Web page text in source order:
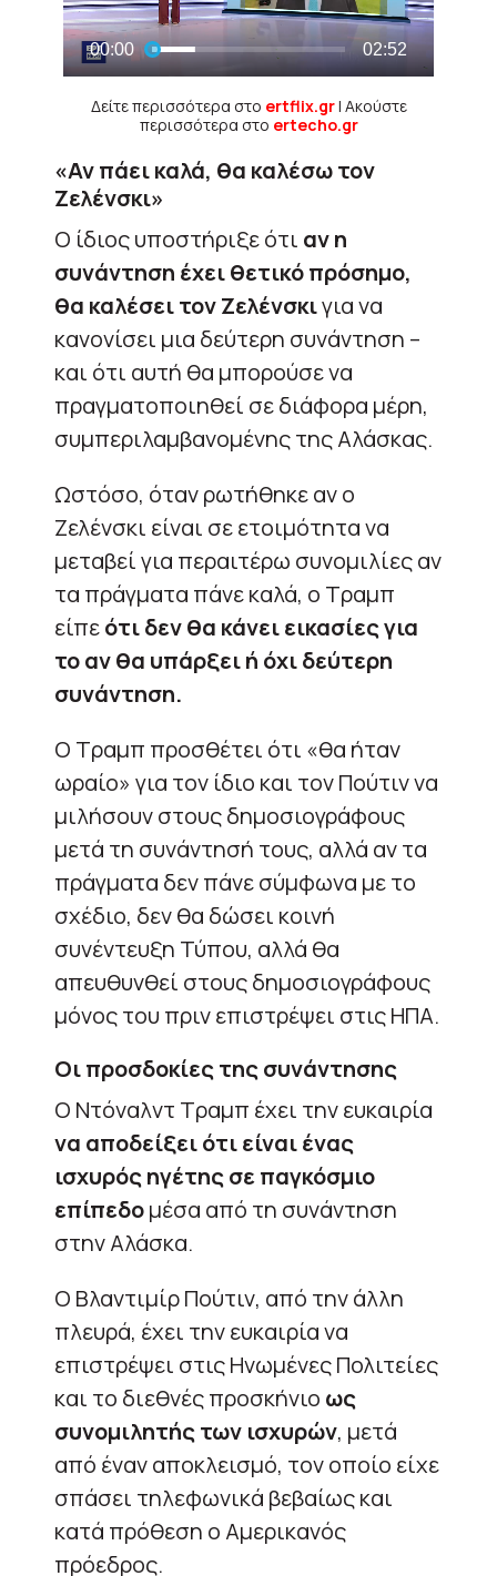
Δείτε περισσότερα στο ertflix.gr| Ακούστε
περισσότερα στο ertecho.gr
«Αν πάει καλά, θα καλέσω τον
Ζελένσκι»
Ο ίδιος υποστήριξε ότι αν η
συνάντηση έχει θετικό πρόσημο,
θα καλέσει τον Ζελένσκιγια να
κανονίσει μια δεύτερη συνάντηση –
και ότι αυτή θα μπορούσε να
πραγματοποιηθεί σε διάφορα μέρη,
συμπεριλαμβανομένης της Αλάσκας.
Ωστόσο, όταν ρωτήθηκε αν ο
Ζελένσκι είναι σε ετοιμότητα να
μεταβεί για περαιτέρω συνομιλίες αν
τα πράγματα πάνε καλά, ο Τραμπ
είπεότι δεν θα κάνει εικασίες για
το αν θα υπάρξει ή όχι δεύτερη
συνάντηση.
Ο Τραμπ προσθέτει ότι «θα ήταν
ωραίο» για τον ίδιο και τον Πούτιν να
μιλήσουν στους δημοσιογράφους
μετά τη συνάντησή τους, αλλά αν τα
πράγματα δεν πάνε σύμφωνα με το
σχέδιο, δεν θα δώσει κοινή
συνέντευξη Τύπου, αλλά θα
απευθυνθεί στους δημοσιογράφους
μόνος του πριν επιστρέψει στις ΗΠΑ.
Οι προσδοκίες της συνάντησης
Ο Ντόναλντ Τραμπ έχει την ευκαιρία
να αποδείξει ότι είναι ένας
ισχυρός ηγέτης σε παγκόσμιο
επίπεδομέσα από τη συνάντηση
στην Αλάσκα.
Ο Βλαντιμίρ Πούτιν, από την άλλη
πλευρά, έχει την ευκαιρία να
επιστρέψει στις Ηνωμένες Πολιτείες
και το διεθνές προσκήνιο ως
συνομιλητής των ισχυρών, μετά
από έναν αποκλεισμό, τον οποίο είχε
σπάσει τηλεφωνικά βεβαίως και
κατά πρόθεση ο Αμερικανός
πρόεδρος.